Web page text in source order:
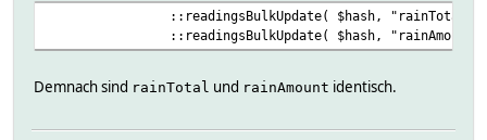
::readingsBulkUpdate( $hash, "rainTotal",
::readingsBulkUpdate( $hash, "rainAmount",
Demnach sind rainTotal und rainAmount identisch.